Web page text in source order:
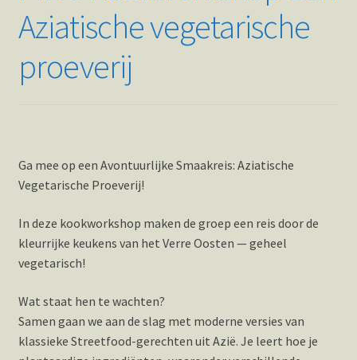
Aziatische vegetarische
proeverij
Ga mee op een Avontuurlijke Smaakreis: Aziatische
Vegetarische Proeverij!
In deze kookworkshop maken de groep een reis door de
kleurrijke keukens van het Verre Oosten — geheel
vegetarisch!
Wat staat hen te wachten?
Samen gaan we aan de slag met moderne versies van
klassieke Streetfood-gerechten uit Azië. Je leert hoe je